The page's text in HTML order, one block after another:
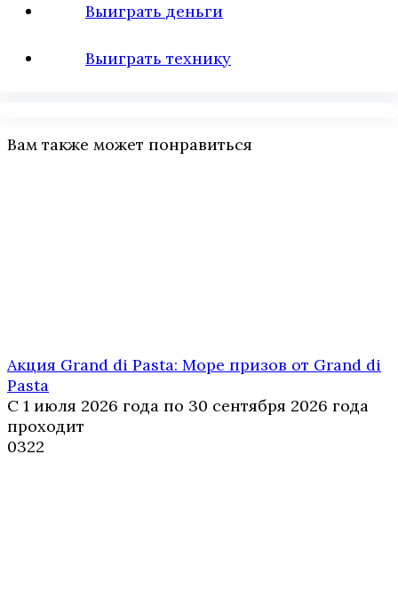
Выиграть деньги
Выиграть технику
Вам также может понравиться
Акция Grand di Pasta: Море призов от Grand di
Pasta
С 1 июля 2026 года по 30 сентября 2026 года
проходит
0322